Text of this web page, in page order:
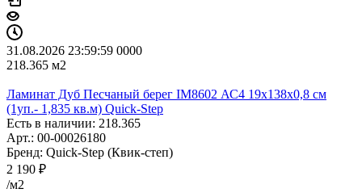
31.08.2026 23:59:59 0000
218.365 м2
Ламинат Дуб Песчаный берег IM8602 АС4 19х138х0,8 см
(1уп.- 1,835 кв.м) Quick-Step
Есть в наличии: 218.365
Арт.: 00-00026180
Бренд: Quick-Step (Квик-степ)
2 190 ₽
/м2